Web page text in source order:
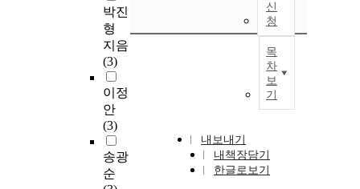
박진
형
지음
(3)
이정
안
(3)
송광
순
신
청
목
차
보
기
내보내기
내책장담기
한글로보기